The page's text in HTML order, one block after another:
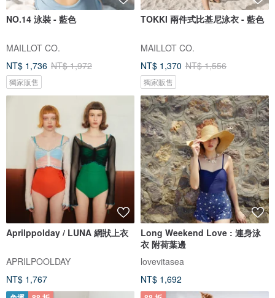
NO.14 泳裝 - 藍色
MAILLOT CO.
NT$ 1,736 NT$ 1,972
獨家販售
TOKKI 兩件式比基尼泳衣 - 藍色
MAILLOT CO.
NT$ 1,370 NT$ 1,556
獨家販售
Aprilppolday / LUNA 網狀上衣
APRILPOOLDAY
NT$ 1,767
Long Weekend Love : 連身泳
衣 附荷葉邊
lovevitasea
NT$ 1,692